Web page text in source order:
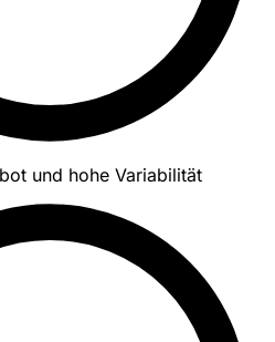
und hohe Variabilität